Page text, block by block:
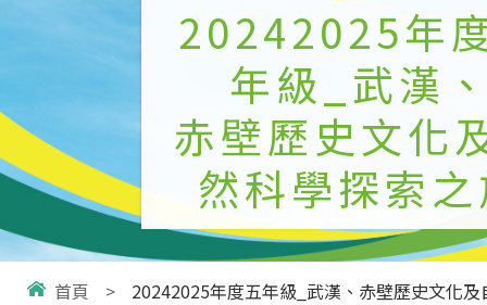
20242025年
年級_武漢
赤壁歷史文化
然科學探索
首頁 > 20242025年度五年級_武漢、赤壁歷史文化